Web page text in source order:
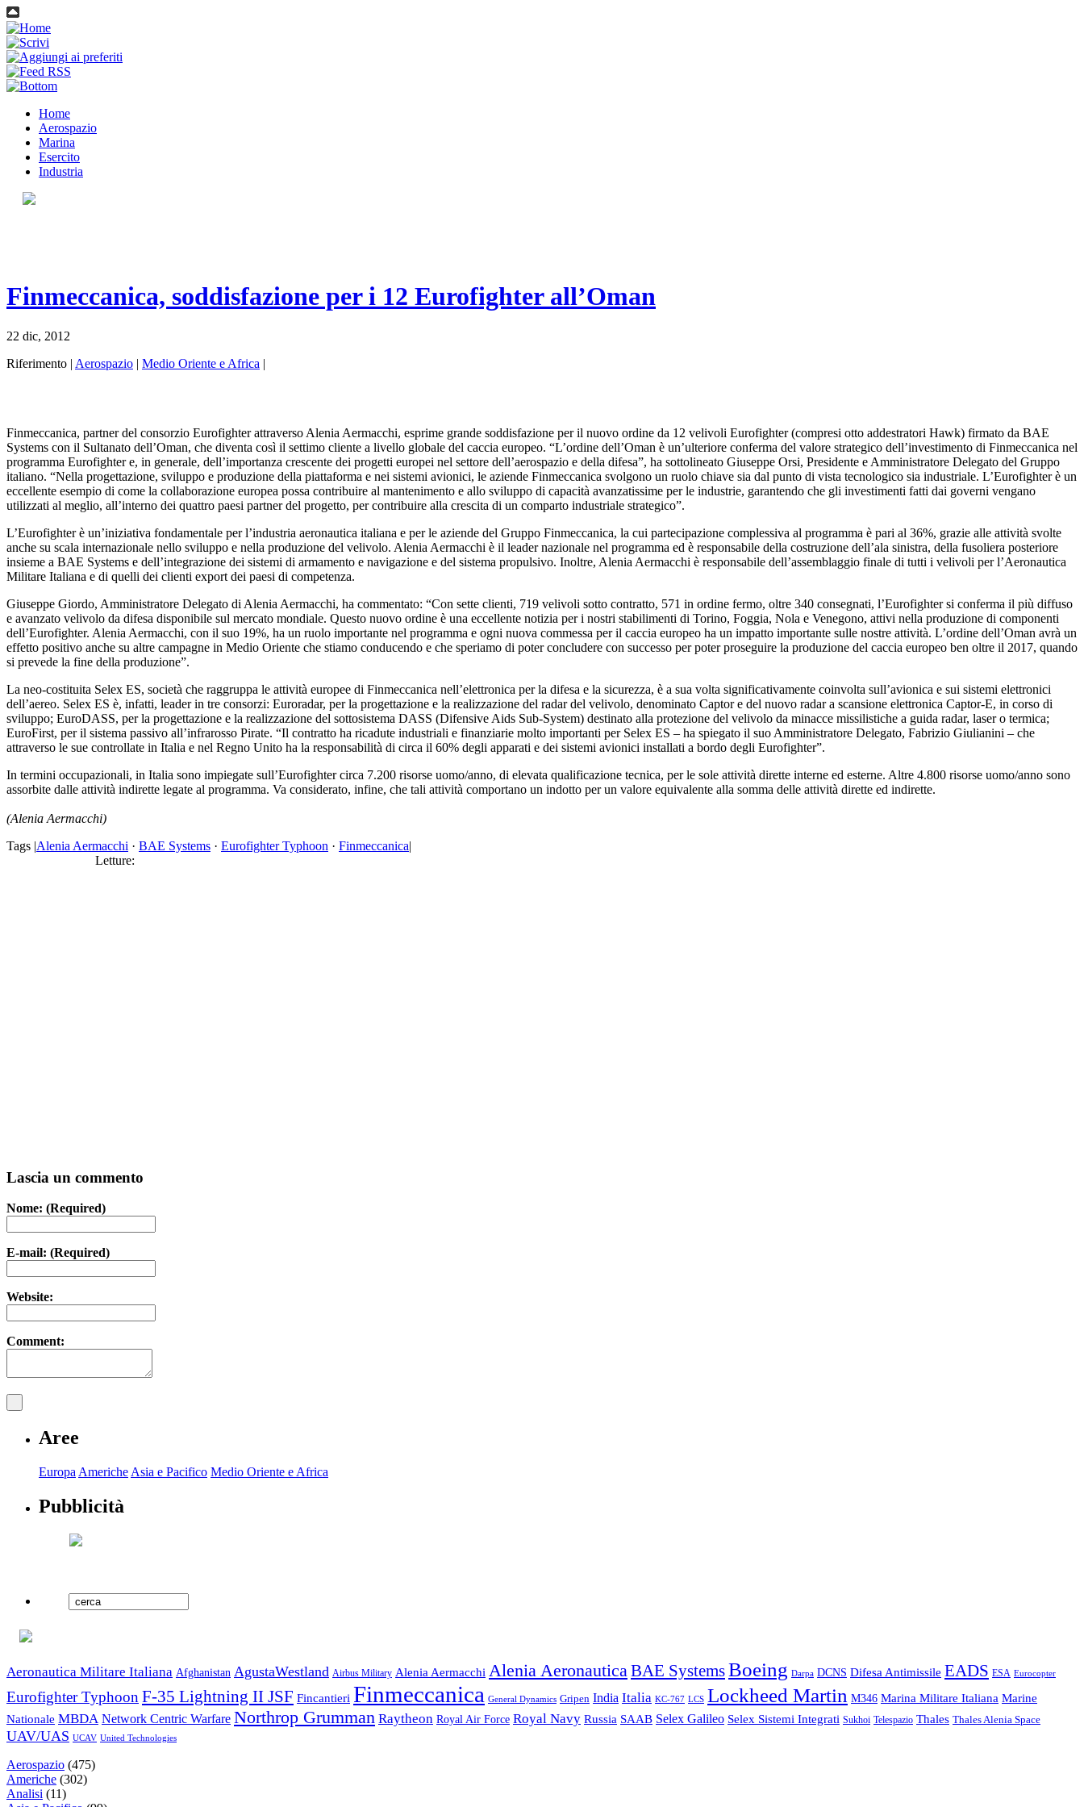
Home
Aerospazio
Marina
Esercito
Industria
Finmeccanica, soddisfazione per i 12 Eurofighter all’Oman
22 dic, 2012
Riferimento | Aerospazio | Medio Oriente e Africa |
Finmeccanica, partner del consorzio Eurofighter attraverso Alenia Aermacchi, esprime grande soddisfazione per il nuovo ordine da 12 velivoli Eurofighter (compresi otto addestratori Hawk) firmato da BAE
Systems con il Sultanato dell’Oman, che diventa così il settimo cliente a livello globale del caccia europeo. “L’ordine dell’Oman è un’ulteriore conferma del valore strategico dell’investimento di Finmeccanica nel
programma Eurofighter e, in generale, dell’importanza crescente dei progetti europei nel settore dell’aerospazio e della difesa”, ha sottolineato Giuseppe Orsi, Presidente e Amministratore Delegato del Gruppo
italiano. “Nella progettazione, sviluppo e produzione della piattaforma e nei sistemi avionici, le aziende Finmeccanica svolgono un ruolo chiave sia dal punto di vista tecnologico sia industriale. L’Eurofighter è un
eccellente esempio di come la collaborazione europea possa contribuire al mantenimento e allo sviluppo di capacità avanzatissime per le industrie, garantendo che gli investimenti fatti dai governi vengano
utilizzati al meglio, all’interno dei quattro paesi partner del progetto, per contribuire alla crescita di un comparto industriale strategico”.
L’Eurofighter è un’iniziativa fondamentale per l’industria aeronautica italiana e per le aziende del Gruppo Finmeccanica, la cui partecipazione complessiva al programma è pari al 36%, grazie alle attività svolte
anche su scala internazionale nello sviluppo e nella produzione del velivolo. Alenia Aermacchi è il leader nazionale nel programma ed è responsabile della costruzione dell’ala sinistra, della fusoliera posteriore
insieme a BAE Systems e dell’integrazione dei sistemi di armamento e navigazione e del sistema propulsivo. Inoltre, Alenia Aermacchi è responsabile dell’assemblaggio finale di tutti i velivoli per l’Aeronautica
Militare Italiana e di quelli dei clienti export dei paesi di competenza.
Giuseppe Giordo, Amministratore Delegato di Alenia Aermacchi, ha commentato: “Con sette clienti, 719 velivoli sotto contratto, 571 in ordine fermo, oltre 340 consegnati, l’Eurofighter si conferma il più diffuso
e avanzato velivolo da difesa disponibile sul mercato mondiale. Questo nuovo ordine è una eccellente notizia per i nostri stabilimenti di Torino, Foggia, Nola e Venegono, attivi nella produzione di componenti
dell’Eurofighter. Alenia Aermacchi, con il suo 19%, ha un ruolo importante nel programma e ogni nuova commessa per il caccia europeo ha un impatto importante sulle nostre attività. L’ordine dell’Oman avrà un
effetto positivo anche su altre campagne in Medio Oriente che stiamo conducendo e che speriamo di poter concludere con successo per poter proseguire la produzione del caccia europeo ben oltre il 2017, quando
si prevede la fine della produzione”.
La neo-costituita Selex ES, società che raggruppa le attività europee di Finmeccanica nell’elettronica per la difesa e la sicurezza, è a sua volta significativamente coinvolta sull’avionica e sui sistemi elettronici
dell’aereo. Selex ES è, infatti, leader in tre consorzi: Euroradar, per la progettazione e la realizzazione del radar del velivolo, denominato Captor e del nuovo radar a scansione elettronica Captor-E, in corso di
sviluppo; EuroDASS, per la progettazione e la realizzazione del sottosistema DASS (Difensive Aids Sub-System) destinato alla protezione del velivolo da minacce missilistiche a guida radar, laser o termica;
EuroFirst, per il sistema passivo all’infrarosso Pirate. “Il contratto ha ricadute industriali e finanziarie molto importanti per Selex ES – ha spiegato il suo Amministratore Delegato, Fabrizio Giulianini – che
attraverso le sue controllate in Italia e nel Regno Unito ha la responsabilità di circa il 60% degli apparati e dei sistemi avionici installati a bordo degli Eurofighter”.
In termini occupazionali, in Italia sono impiegate sull’Eurofighter circa 7.200 risorse uomo/anno, di elevata qualificazione tecnica, per le sole attività dirette interne ed esterne. Altre 4.800 risorse uomo/anno sono
assorbite dalle attività indirette legate al programma. Va considerato, infine, che tali attività comportano un indotto per un valore equivalente alla somma delle attività dirette ed indirette.
(Alenia Aermacchi)
Tags |Alenia Aermacchi · BAE Systems · Eurofighter Typhoon · Finmeccanica|
Letture:
Lascia un commento
Nome: (Required)
E-mail: (Required)
Website:
Comment:
Aree
Europa Americhe Asia e Pacifico Medio Oriente e Africa
Pubblicità
Aeronautica Militare Italiana Afghanistan AgustaWestland Airbus Military Alenia Aermacchi Alenia AeronauticaBAE SystemsBoeing Darpa DCNS Difesa Antimissile EADS ESA Eurocopter
Eurofighter Typhoon F-35 Lightning II JSF Fincantieri Finmeccanica General Dynamics Gripen India Italia KC-767 LCS Lockheed Martin M346 Marina Militare Italiana Marine
Nationale MBDA Network Centric Warfare Northrop Grumman Raytheon Royal Air Force Royal Navy Russia SAAB Selex Galileo Selex Sistemi Integrati Sukhoi Telespazio Thales Thales Alenia Space
UAV/UAS UCAV United Technologies
Aerospazio (475)
Americhe (302)
Analisi (11)